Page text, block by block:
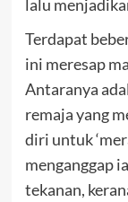
lalu
Terdapat
ini meresap
Antaranya
remaja yang
diri untuk
menganggap
tekanan,